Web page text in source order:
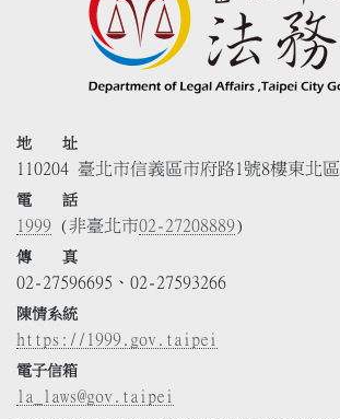
地 址
110204 臺北市信義區市府路1號8樓東北區
電 話
1999 (非臺北市02-27208889)
傳 真
02-27596695、02-27593266
陳情系統
https://1999.gov.taipei
電子信箱
la_laws@gov.taipei